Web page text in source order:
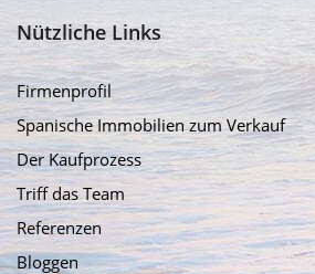
Nützliche Links
Firmenprofil
Spanische Immobilien zum Verkauf
Der Kaufprozess
Triff das Team
Referenzen
Bloggen